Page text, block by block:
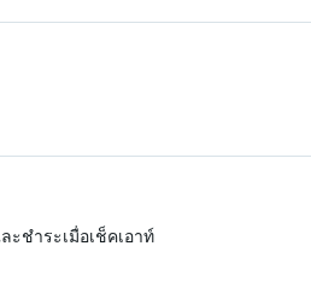
ชำระเมื่อเช็คเอาท์